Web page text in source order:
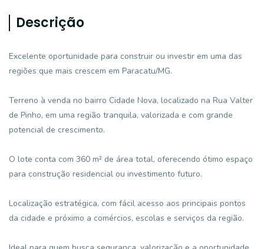
Descrição
Excelente oportunidade para construir ou investir em uma das
regiões que mais crescem em Paracatu/MG.
Terreno à venda no bairro Cidade Nova, localizado na Rua Valter
de Pinho, em uma região tranquila, valorizada e com grande
potencial de crescimento.
O lote conta com 360 m² de área total, oferecendo ótimo espaço
para construção residencial ou investimento futuro.
Localização estratégica, com fácil acesso aos principais pontos
da cidade e próximo a comércios, escolas e serviços da região.